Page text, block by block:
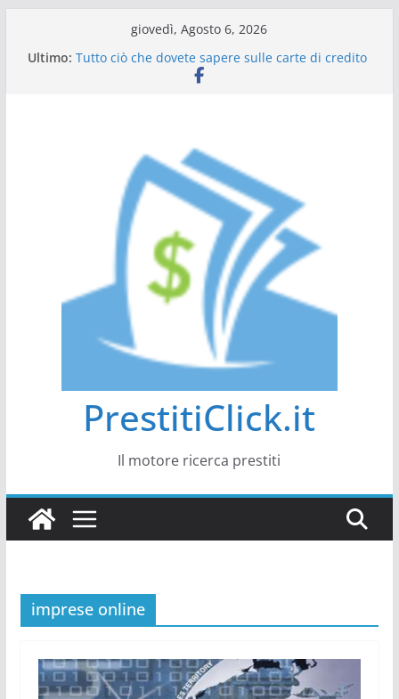
giovedì, Agosto 6, 2026
Ultimo: Tutto ciò che dovete sapere sulle carte di credito
L’Italia sul podio dell’efficienza energetica
Scadenza 730: compilazione a chi rivolgersi
PrestitiClick.it
Il motore ricerca prestiti
imprese online